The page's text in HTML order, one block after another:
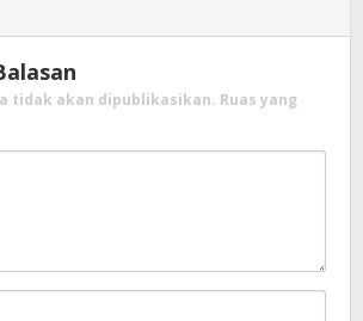
tidak akan dipublikasikan. Ruas yang